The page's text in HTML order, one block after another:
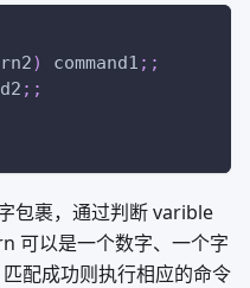
) command1 ; ;
; ;
包裹，通过判断 varible
可以是一个数字、一个字
配成功则执行相应的命令